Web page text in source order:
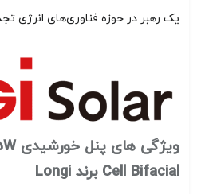
یک رهبر در حوزه فناوری‌های انرژی
Cell Bifacial برند Longi